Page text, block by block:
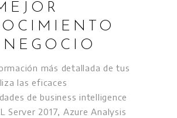
más detallada de tus
las eficaces
de business intelligence
Server 2017, Azure Analysis